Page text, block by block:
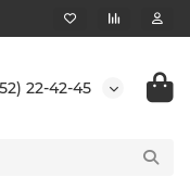
22-42-45